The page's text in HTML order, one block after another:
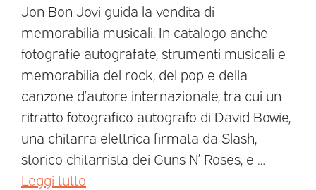
Jon Bon Jovi guida la vendita di
memorabilia musicali. In catalogo anche
fotografie autografate, strumenti musicali e
memorabilia del rock, del pop e della
canzone d’autore internazionale, tra cui un
ritratto fotografico autografo di David Bowie,
una chitarra elettrica firmata da Slash,
storico chitarrista dei Guns N’ Roses, e …
Leggi tutto